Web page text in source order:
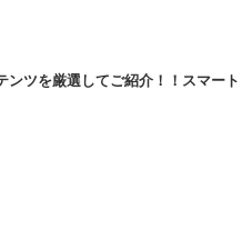
ンツを厳選してご紹介！！スマート